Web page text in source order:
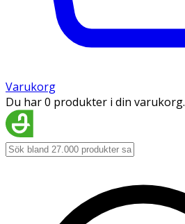
Varukorg
Du har 0 produkter i din varukorg.